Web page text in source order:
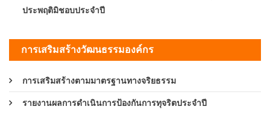
ประพฤติมิชอบประจำปี
การเสริมสร้างวัฒนธรรมองค์กร
การเสริมสร้างตามมาตรฐานทางจริยธรรม
รายงานผลการดำเนินการป้องกันการทุจริตประจำปี